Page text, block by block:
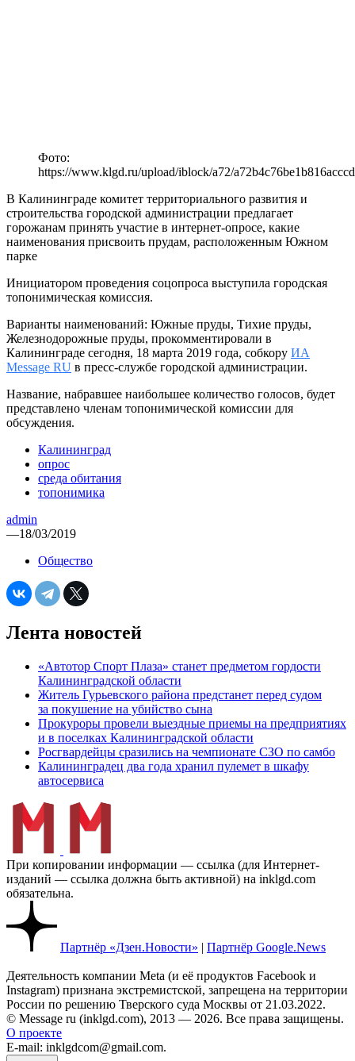
Фото:
https://www.klgd.ru/upload/iblock/a72/
В Калининграде комитет территориального развития и
строительства городской администрации предлагает
горожанам принять участие в интернет-опросе, какие
наименования присвоить прудам, расположенным Южном
парке
Инициатором проведения соцопроса выступила городская
топонимическая комиссия.
Варианты наименований: Южные пруды, Тихие пруды,
Железнодорожные пруды, прокомментировали в
Калининграде сегодня, 18 марта 2019 года, собкору ИА
Message RU в пресс-службе городской администрации.
Название, набравшее наибольшее количество голосов, будет
представлено членам топонимической комиссии для
обсуждения.
Калининград
опрос
среда обитания
топонимика
admin
—18/03/2019
Общество
Лента новостей
«Автотор Спорт Плаза» станет предметом гордости
Калининградской области
Житель Гурьевского района предстанет перед судом
за покушение на убийство сына
Прокуроры провели выездные приемы на предприятиях
и в поселках Калининградской области
Росгвардейцы сразились на чемпионате СЗО по самбо
Калининградец два года хранил пулемет в шкафу
автосервиса
При копировании информации — ссылка (для Интернет-
изданий — ссылка должна быть активной) на inklgd.com
обязательна.
Партнёр «Дзен.Новости» | Партнёр Google.News
Деятельность компании Meta (и её продуктов Facebook и
Instagram) признана экстремистской, запрещена на территории
России по решению Тверского суда Москвы от 21.03.2022.
© Message ru (inklgd.com), 2013 — 2026. Все права защищены.
О проекте
E-mail: inklgdcom@gmail.com.